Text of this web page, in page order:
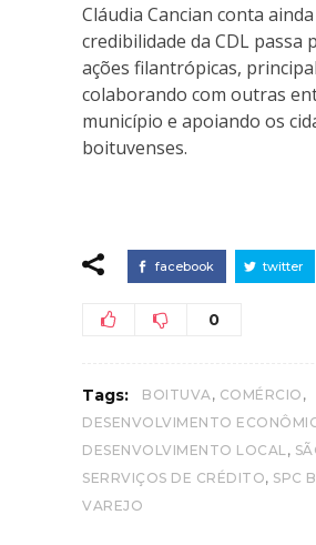
Cláudia Cancian conta
credibilidade da CDL passa
ações filantrópicas,
colaborando com outras
município e apoiando os
boituvenses.
facebook twitter
0
Tags: BOITUVA , COMÉRCIO ,
DESENVOLVIMENTO
DESENVOLVIMENTO LOCAL ,
SERRVIÇOS DE CRÉDITO, SPC
VAREJO